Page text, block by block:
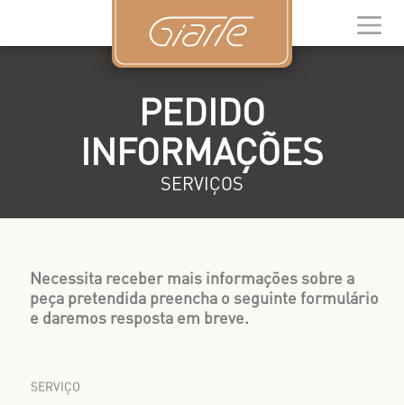
PEDIDO
INFORMAÇÕES
SERVIÇOS
Necessita receber mais informações sobre a
peça pretendida preencha o seguinte formulário
e daremos resposta em breve.
SERVIÇO